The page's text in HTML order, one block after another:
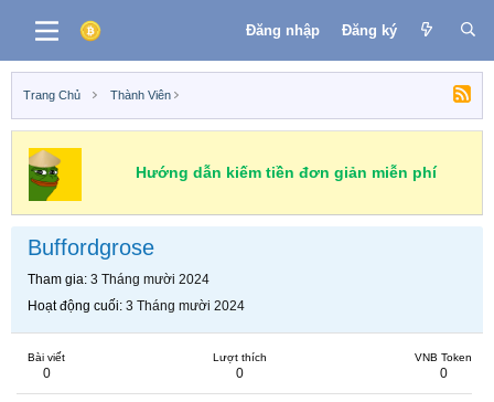
Đăng nhập Đăng ký
Trang Chủ Thành Viên
Hướng dẫn kiếm tiền đơn giản miễn phí
Buffordgrose
Tham gia 3 Tháng mười 2024
Hoạt động cuối 3 Tháng mười 2024
Bài viết
0
Lượt thích
0
VNB Token
0